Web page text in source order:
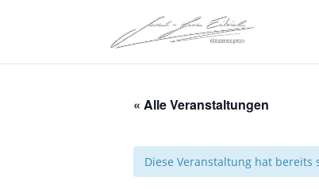
« Alle Veranstaltungen
Diese Veranstaltung hat bereits